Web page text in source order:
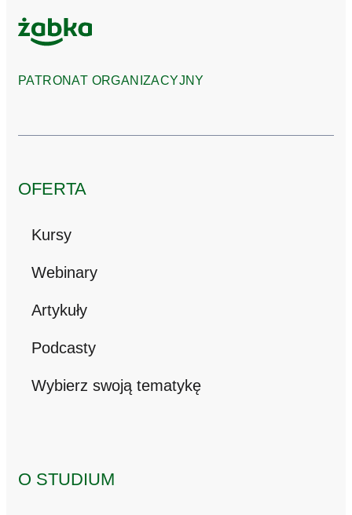
PATRONAT ORGANIZACYJNY
OFERTA
Kursy
Webinary
Artykuły
Podcasty
Wybierz swoją tematykę
O STUDIUM